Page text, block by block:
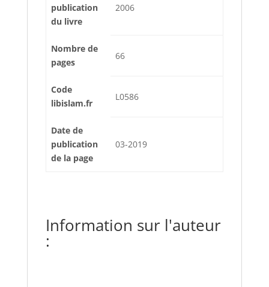
publication
du livre
2006
Nombre de
pages
66
Code
libislam.fr
L0586
Date de
publication
de la page
03-2019
Information sur l'auteur
: